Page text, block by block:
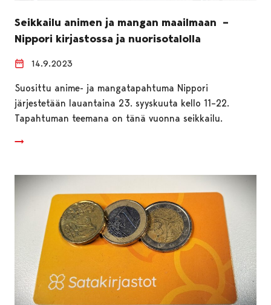
Seikkailu animen ja mangan maailmaan –
Nippori kirjastossa ja nuorisotalolla
14.9.2023
Suosittu anime- ja mangatapahtuma Nippori
järjestetään lauantaina 23. syyskuuta kello 11–22.
Tapahtuman teemana on tänä vuonna seikkailu.